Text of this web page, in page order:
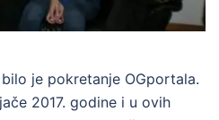
je pokretanje OGportala.
2017. godine i u ovih